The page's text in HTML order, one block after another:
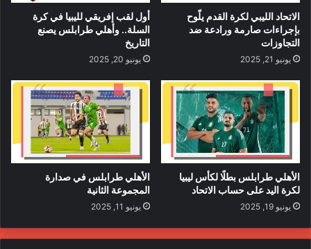
الاتحاد الليبي لكرة القدم يلّوح
بإجراءات صارمة ورادعة ضد
التجاوزات
يونيو 21, 2025
أول لقب إفريقي لليبيا في كرة
السلة.. وأهلي طرابلس يصنع
التاريخ
يونيو 20, 2025
الأهلي طرابلس بطلًا لكأس ليبيا
لكرة اليد على حساب الاتحاد
يونيو 19, 2025
الأهلي طرابلس في صدارة
المجموعة الثانية
يونيو 11, 2025